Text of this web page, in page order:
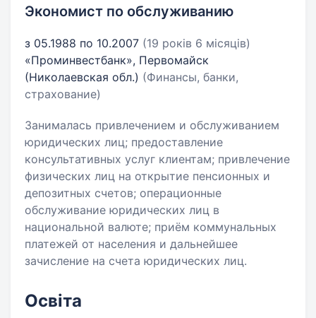
Экономист по обслуживанию
з 05.1988 по 10.2007 (19 років 6 місяців)
«Проминвестбанк», Первомайск
(Николаевская обл.) (Финансы, банки,
страхование)
Занималась привлечением и обслуживанием
юридических лиц; предоставление
консультативных услуг клиентам; привлечение
физических лиц на открытие пенсионных и
депозитных счетов; операционные
обслуживание юридических лиц в
национальной валюте; приём коммунальных
платежей от населения и дальнейшее
зачисление на счета юридических лиц.
Освіта